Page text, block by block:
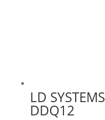
LD SYSTEMS
DDQ12